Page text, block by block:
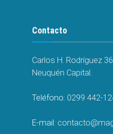
Contacto
Carlos H. Rodríguez
Neuquén Capital.
Teléfono: 0299 442-
E-mail: